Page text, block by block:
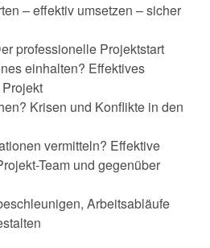
– effektiv umsetzen – sicher
professionelle Projektstart
einhalten? Effektives
Krisen und Konflikte in den
vermitteln? Effektive
Team und gegenüber
Arbeitsabläufe